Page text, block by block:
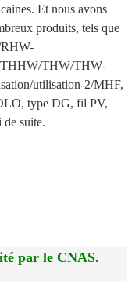
Et nous avons
produits, tels que
THW/THW-
utilisation-2/MHF,
type DG, fil PV,
de suite.
par le CNAS.